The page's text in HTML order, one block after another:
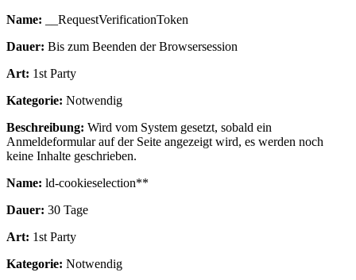
Name: __RequestVerificationToken
Dauer: Bis zum Beenden der Browsersession
Art: 1st Party
Kategorie: Notwendig
Beschreibung: Wird vom System gesetzt, sobald ein
Anmeldeformular auf der Seite angezeigt wird, es werden noch
keine Inhalte geschrieben.
Name: ld-cookieselection**
Dauer: 30 Tage
Art: 1st Party
Kategorie: Notwendig